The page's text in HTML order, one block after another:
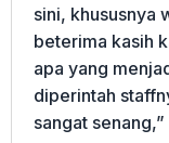
sini, khususnya
beterima kasih
apa yang
diperintah
sangat